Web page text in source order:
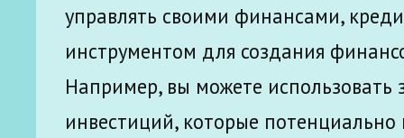
управлять своими финансами,
инструментом для создания
Например, вы можете использовать
инвестиций, которые